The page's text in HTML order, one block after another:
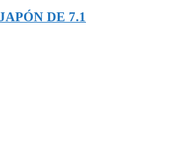
DE 7.1